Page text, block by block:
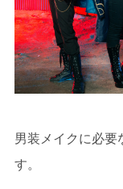
男装メイクに必要
す。